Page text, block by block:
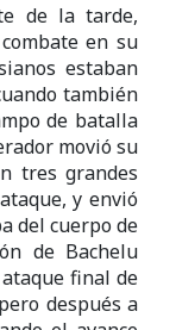
de la tarde,
en su
estaban
también
de batalla
movió su
tres grandes
y envió
del cuerpo de
de Bachelu
final de
después a